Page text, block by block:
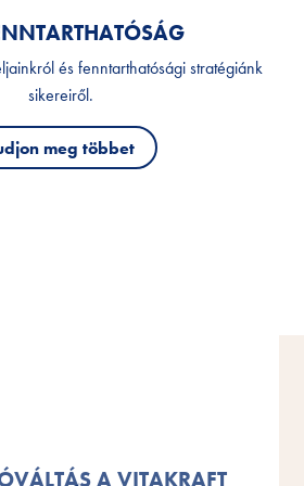
és fenntarthatósági stratégiánk
sikereiről.
meg többet
ÁTVESZI A
A VITAKRAFT
ÁTVESZI A
A VITAKRAFT